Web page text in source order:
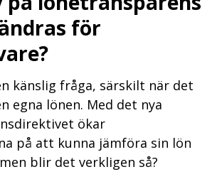
för
känslig fråga, särskilt när det
egna lönen. Med det nya
ökar
på att kunna jämföra sin lön
blir det verkligen så?